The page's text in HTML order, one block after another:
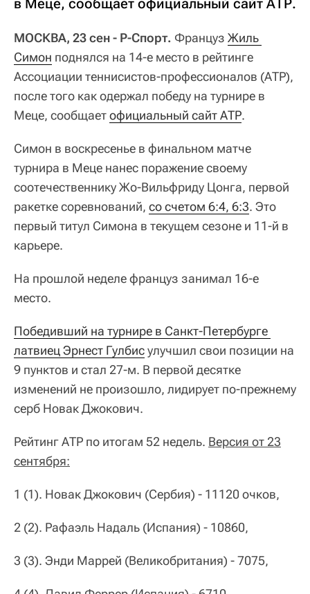
в Меце, сообщает официальный сайт АТР.
МОСКВА, 23 сен - Р-Спорт. Француз Жиль
Симон поднялся на 14-е место в рейтинге
Ассоциации теннисистов-профессионалов (АТР),
после того как одержал победу на турнире в
Меце, сообщаетофициальный сайт АТР.
Симон в воскресенье в финальном матче
турнира в Меце нанес поражение своему
соотечественнику Жо-Вильфриду Цонга, первой
ракетке соревнований, со счетом 6:4, 6:3. Это
первый титул Симона в текущем сезоне и 11-й в
карьере.
На прошлой неделе француз занимал 16-е
место.
Победивший на турнире в Санкт-Петербурге
латвиец Эрнест Гулбисулучшил свои позиции на
9 пунктов и стал 27-м. В первой десятке
изменений не произошло, лидирует по-прежнему
серб Новак Джокович.
Рейтинг АТР по итогам 52 недель. Версия от 23
сентября:
1 (1). Новак Джокович (Сербия) - 11120 очков,
2 (2). Рафаэль Надаль (Испания) - 10860,
3 (3). Энди Маррей (Великобритания) - 7075,